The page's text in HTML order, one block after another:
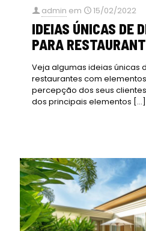
admin em 15/02/2022
IDEIAS ÚNICAS DE
PARA
Veja algumas ideias únicas
restaurantes com
percepção dos seus
dos principais elementos […]